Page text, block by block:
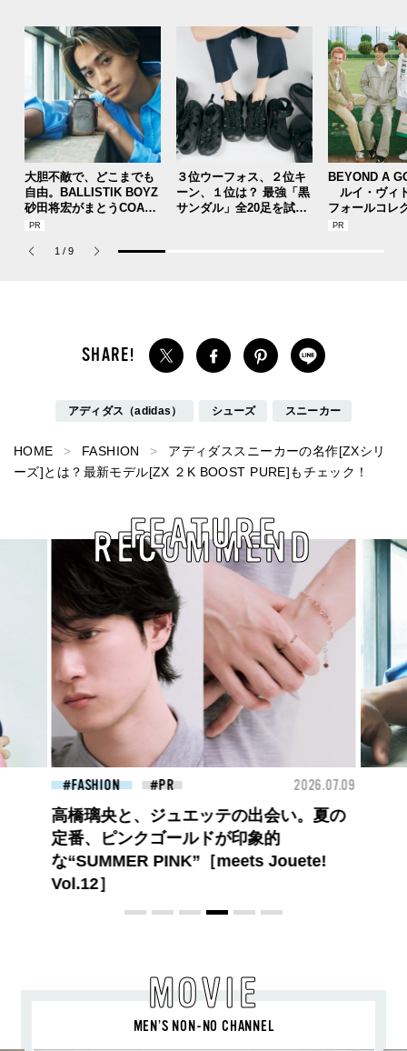
大胆不敵で、どこまでも
自由。BALLISTIK BOYZ
砂田将宏がまとうCOACH
の新作フレグランス「コ
パルファム」
３位ウーフォス、２位キ
ーン、１位は？ 最強「黒
サンダル」全20足を試着
BEYOND A
ルイ・ヴィ
フォールコレ
描くプレッピ
1 / 9
アディダス（adidas） シューズ スニーカー
HOME FASHION
アディダススニーカーの名作[ZXシリ
ーズ]とは？最新モデル[ZX ２K BOOST PURE]もチェック！
RECOMMEND
FEATURE
BEAUTY 2026.07.27
大胆不敵で、どこまでも自由。
BALLISTIK BOYZ 砂田将宏がまとう
COACHの新作フレグランス「コーチ ピ
ュア プラチナム パルファム」
MOVIE
MEN’S NON-NO CHANNEL